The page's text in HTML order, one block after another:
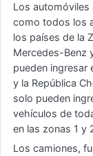
Los automóviles
como todos los
los países de la
Mercedes-Benz
pueden ingresar
y la República
solo pueden
vehículos de
en las zonas 1 y
Los camiones,